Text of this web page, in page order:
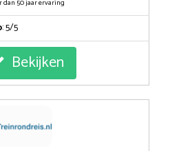
dan 50 jaar ervaring
: 5/5
Bekijken